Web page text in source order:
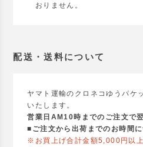
おりません。
配送・送料について
ヤマト運輸のクロネコゆうパケ
いたします。
営業日AM10時までのご注文で
■ ご注文から出荷までのお時間
※お買上げ合計金額5,000円以